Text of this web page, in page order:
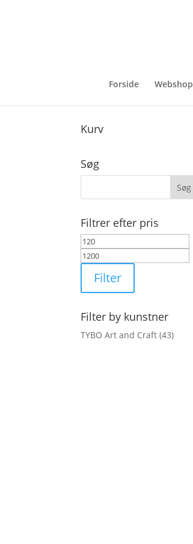
Forside Webshop
Kurv
Søg
Filtrer efter pris
Mindste
pris
Filter
Filter by kunstner
TYBO Art and Craft (43)